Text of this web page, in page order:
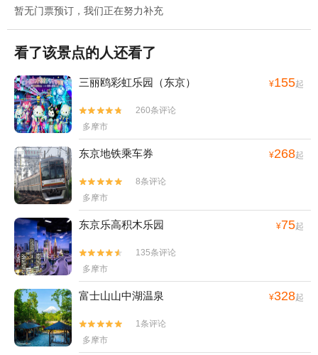
暂无门票预订，我们正在努力补充
看了该景点的人还看了
三丽鸥彩虹乐园（东京） ¥155起


260条评论
多摩市
东京地铁乘车券 ¥268起


8条评论
多摩市
东京乐高积木乐园 ¥75起


135条评论
多摩市
富士山山中湖温泉 ¥328起


1条评论
多摩市